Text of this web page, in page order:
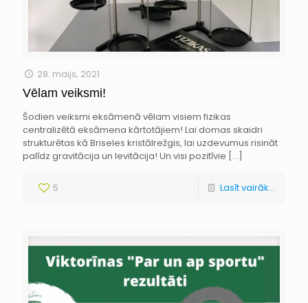
28. maijs, 2021
Vēlam veiksmi!
Šodien veiksmi eksāmenā vēlam visiem fizikas
centralizētā eksāmena kārtotājiem! Lai domas skaidri
strukturētas kā Briseles kristālrežgis, lai uzdevumus risināt
palīdz gravitācija un levitācija! Un visi pozitīvie […]
5 Lasīt vairāk...